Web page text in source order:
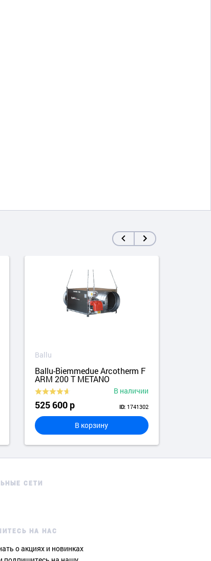
Ballu
Ballu-Biemmedue Arcotherm F
ARM 200 T METANO
В наличии
525 600 р ID: 1741302
В корзину
СЕТИ
НА НАС
о акциях и новинках